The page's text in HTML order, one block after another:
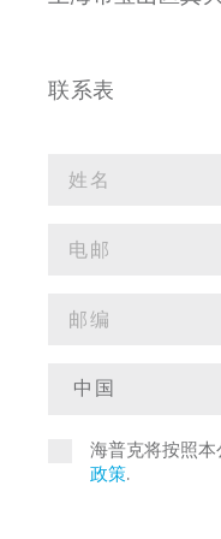
联系表
海普克将按照本
政策.